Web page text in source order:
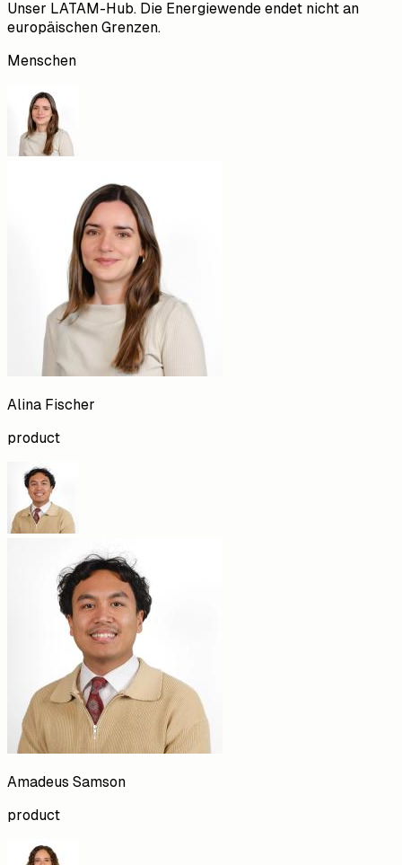
Unser LATAM-Hub. Die Energiewende endet nicht an
europäischen Grenzen.
Menschen
Alina Fischer
product
Amadeus Samson
product